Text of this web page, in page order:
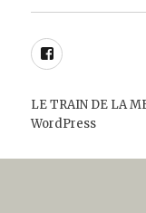
Facebook
LE TRAIN DE LA
WordPress